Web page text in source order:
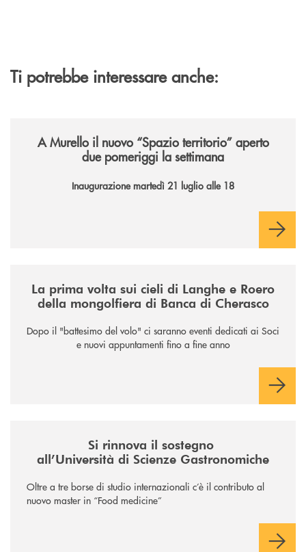
Ti potrebbe interessare anche:
A Murello il nuovo “Spazio territorio” aperto
due pomeriggi la settimana
Inaugurazione martedì 21 luglio alle 18
La prima volta sui cieli di Langhe e Roero
della mongolfiera di Banca di Cherasco
Dopo il "battesimo del volo" ci saranno eventi dedicati ai Soci
e nuovi appuntamenti fino a fine anno
Si rinnova il sostegno
all’Università di Scienze Gastronomiche
Oltre a tre borse di studio internazionali c’è il contributo al
nuovo master in “Food medicine”